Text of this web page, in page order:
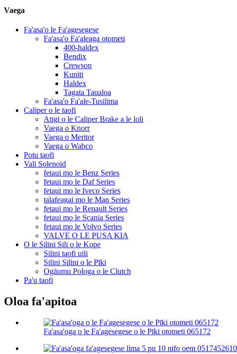
Vaega
Fa'asa'o le Fa'agesegese
Fa'asa'o Fa'aleaga otometi
400-haldex
Bendix
Crewson
Kuniti
Haldex
Tagata Taualoa
Fa'asa'o Fa'ale-Tusilima
Caliper o le taofi
Atigi o le Caliper Brake a le loli
Vaega o Knorr
Vaega o Meritor
Vaega o Wabco
Potu taofi
Vali Solenoid
fetaui mo le Benz Series
fetaui mo le Daf Series
fetaui mo le Iveco Series
talafeagai mo le Man Series
fetaui mo le Renault Series
fetaui mo le Scania Series
fetaui mo le Volvo Series
VALVE O LE PUSA KIA
O le Silini Sili o le Kope
Silini taofi uili
Silini Silini o le Pīki
Ogāumu Pologa o le Clutch
Pa'u taofi
Oloa fa'apitoa
Fa'asa'oga o le Fa'agesegese o le Pīki otometi 065172